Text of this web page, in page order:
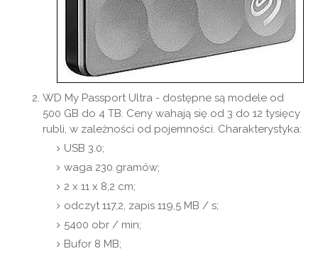
WD My Passport Ultra - dostępne są modele od
500 GB do 4 TB. Ceny wahają się od 3 do 12 tysięcy
rubli, w zależności od pojemności. Charakterystyka:
USB 3.0;
waga 230 gramów;
2 x 11 x 8,2 cm;
odczyt 117,2, zapis 119,5 MB / s;
5400 obr / min;
Bufor 8 MB;